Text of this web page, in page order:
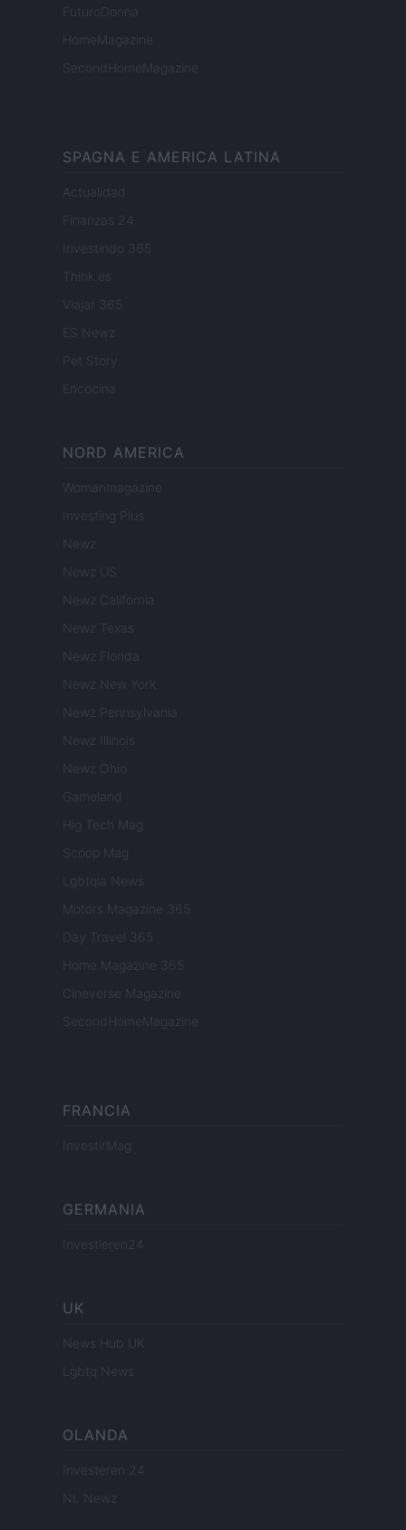
FuturoDonna
HomeMagazine
SecondHomeMagazine
SPAGNA E AMERICA LATINA
Actualidad
Finanzas 24
Investindo 365
Think.es
Viajar 365
ES Newz
Pet Story
Encocina
NORD AMERICA
Womanmagazine
Investing Plus
Newz
Newz US
Newz California
Newz Texas
Newz Florida
Newz New York
Newz Pennsylvania
Newz Illinois
Newz Ohio
Gameland
Hig Tech Mag
Scoop Mag
Lgbtqia News
Motors Magazine 365
Day Travel 365
Home Magazine 365
Cineverse Magazine
SecondHomeMagazine
FRANCIA
InvestirMag
GERMANIA
Investieren24
UK
News Hub UK
Lgbtq News
OLANDA
Investeren 24
NL Newz